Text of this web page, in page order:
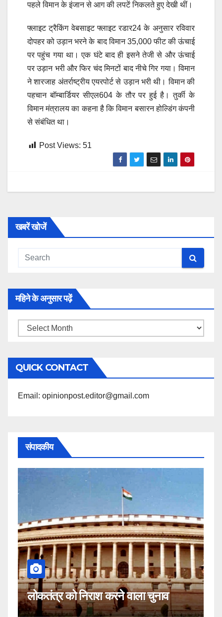
पहले विमान के इंजान से आग की लपटें निकलते हुए देखी थीं।
फ्लाइट ट्रैकिंग वेबसाइट फ्लाइट रडार24 के अनुसार रविवार
दोपहर को उड़ान भरने के बाद विमान 35,000 फीट की ऊंचाई
पर पहुंच गया था। एक घंटे बाद ही इसने तेजी से और ऊंचाई
पर उड़ान भरी और फिर चंद मिनटों बाद नीचे गिर गया। विमान
ने शारजाह अंतर्राष्ट्रीय एयरपोर्ट से उड़ान भरी थी। विमान की
पहचान बॉम्बार्डियर सीएल604 के तौर पर हुई है। तुर्की के
विमान मंत्रालय का कहना है कि विमान बसारन होल्डिंग कंपनी
से संबंधित था।
Post Views: 51
खबरें खोजें
महिने के अनुसार पढ़ें
महिने
अनुसार
पढ़ें
QUICK CONTACT
Email: opinionpost.editor@gmail.com
संपादकीय
कहीं यह सीजेआई के खिलाफ साजिश तो
नहीं!